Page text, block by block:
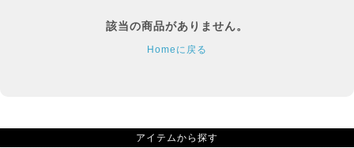
該当の商品がありません。
Homeに戻る
アイテムから探す